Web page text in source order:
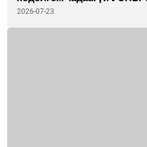
2026-07-23